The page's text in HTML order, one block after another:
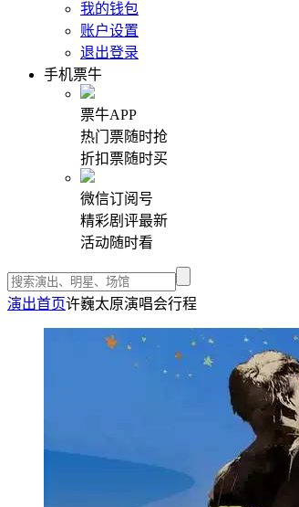
我的钱包
账户设置
退出登录
手机票牛
票牛APP
热门票随时抢
折扣票随时买
微信订阅号
精彩剧评最新
活动随时看
演出首页许巍太原演唱会行程